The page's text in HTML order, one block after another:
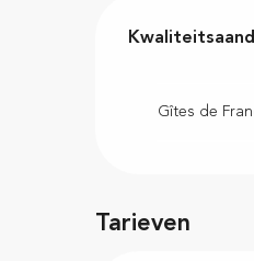
Gîtes de
Tarieven